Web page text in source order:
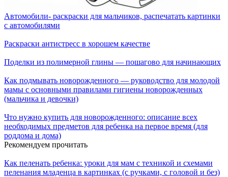
Автомобили- раскраски для мальчиков, распечатать картинки
с автомобилями
Раскраски антистресс в хорошем качестве
Поделки из полимерной глины — пошагово для начинающих
Как подмывать новорожденного — руководство для молодой
мамы с основными правилами гигиены новорожденных
(мальчика и девочки)
Что нужно купить для новорожденного: описание всех
необходимых предметов для ребенка на первое время (для
роддома и дома)
Рекомендуем прочитать
Как пеленать ребенка: уроки для мам с техникой и схемами
пеленания младенца в картинках (с ручками, с головой и без)